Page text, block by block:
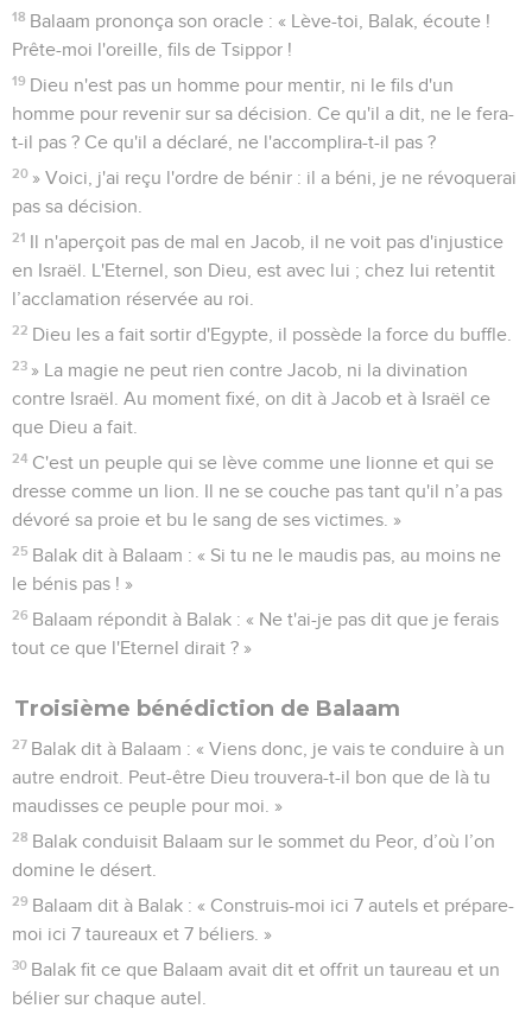
18 Balaam prononça son oracle : « Lève-toi, Balak, écoute !
Prête-moi l'oreille, fils de Tsippor !
19 Dieu n'est pas un homme pour mentir, ni le fils d'un
homme pour revenir sur sa décision. Ce qu'il a dit, ne le fera-
t-il pas ? Ce qu'il a déclaré, ne l'accomplira-t-il pas ?
20 » Voici, j'ai reçu l'ordre de bénir : il a béni, je ne révoquerai
pas sa décision.
21 Il n'aperçoit pas de mal en Jacob, il ne voit pas d'injustice
en Israël. L'Eternel, son Dieu, est avec lui ; chez lui retentit
l’acclamation réservée au roi.
22 Dieu les a fait sortir d'Egypte, il possède la force du buffle.
23 » La magie ne peut rien contre Jacob, ni la divination
contre Israël. Au moment fixé, on dit à Jacob et à Israël ce
que Dieu a fait.
24 C'est un peuple qui se lève comme une lionne et qui se
dresse comme un lion. Il ne se couche pas tant qu'il n’a pas
dévoré sa proie et bu le sang de ses victimes. »
25 Balak dit à Balaam : « Si tu ne le maudis pas, au moins ne
le bénis pas ! »
26 Balaam répondit à Balak : « Ne t'ai-je pas dit que je ferais
tout ce que l'Eternel dirait ? »
Troisième bénédiction de Balaam
27 Balak dit à Balaam : « Viens donc, je vais te conduire à un
autre endroit. Peut-être Dieu trouvera-t-il bon que de là tu
maudisses ce peuple pour moi. »
28 Balak conduisit Balaam sur le sommet du Peor, d’où l’on
domine le désert.
29 Balaam dit à Balak : « Construis-moi ici 7 autels et prépare-
moi ici 7 taureaux et 7 béliers. »
30 Balak fit ce que Balaam avait dit et offrit un taureau et un
bélier sur chaque autel.